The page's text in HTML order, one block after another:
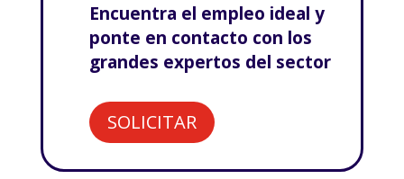
Encuentra el empleo ideal y
ponte en contacto con los
grandes expertos del sector
SOLICITAR